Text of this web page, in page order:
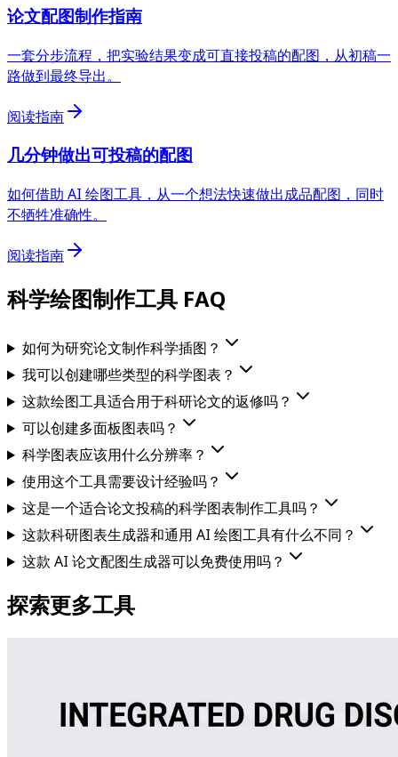
论文配图制作指南
一套分步流程，把实验结果变成可直接投稿的配图，从初稿一
路做到最终导出。
阅读指南
几分钟做出可投稿的配图
如何借助 AI 绘图工具，从一个想法快速做出成品配图，同时
不牺牲准确性。
阅读指南
科学绘图制作工具 FAQ
如何为研究论文制作科学插图？
我可以创建哪些类型的科学图表？
这款绘图工具适合用于科研论文的返修吗？
可以创建多面板图表吗？
科学图表应该用什么分辨率？
使用这个工具需要设计经验吗？
这是一个适合论文投稿的科学图表制作工具吗？
这款科研图表生成器和通用 AI 绘图工具有什么不同？
这款 AI 论文配图生成器可以免费使用吗？
探索更多工具